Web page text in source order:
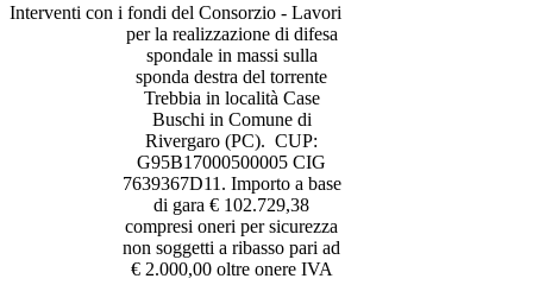
Interventi con i fondi del Consorzio - Lavori
per la realizzazione di difesa
spondale in massi sulla
sponda destra del torrente
Trebbia in località Case
Buschi in Comune di
Rivergaro (PC).CUP:
G95B17000500005 CIG
7639367D11 . Importoa base
di gara € 102.729,38
compresi oneri per sicurezza
non soggetti a ribasso pari ad
€ 2.000,00 oltre onere IVA